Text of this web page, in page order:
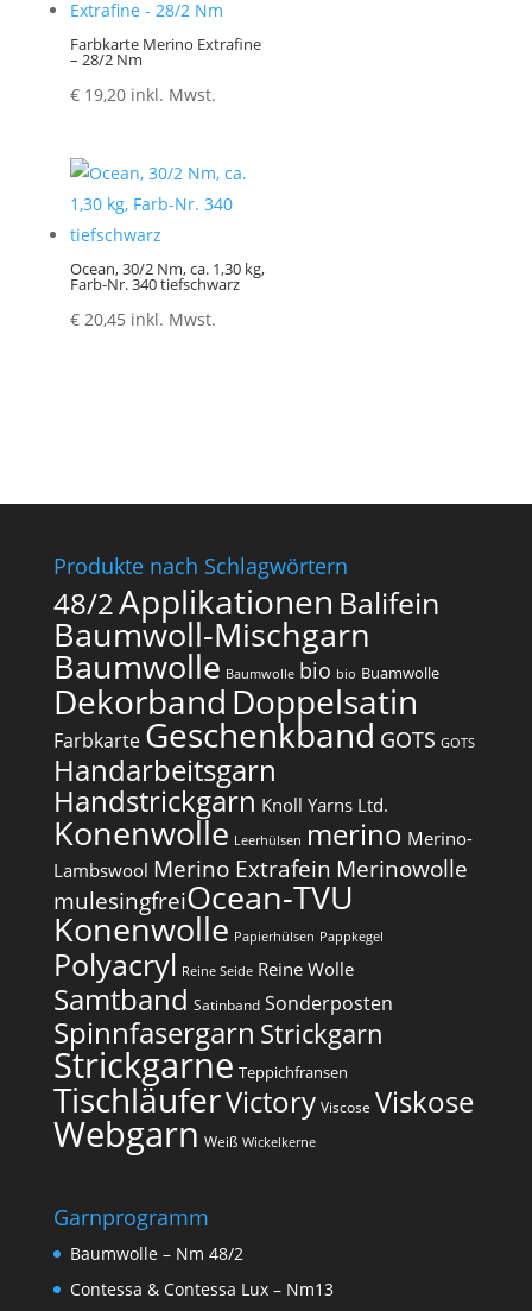
Farbkarte Merino Extrafine
– 28/2 Nm
€19,20 inkl. Mwst.
Ocean, 30/2 Nm, ca. 1,30 kg,
Farb-Nr. 340 tiefschwarz
€20,45 inkl. Mwst.
Produkte nach Schlagwörtern
48/2Applikationen Balifein
Baumwoll-Mischgarn
Baumwolle Baumwolle bio bio Buamwolle
Dekorband Doppelsatin
Farbkarte Geschenkband GOTS GOTS
Handarbeitsgarn
Handstrickgarn Knoll Yarns Ltd.
Konenwolle Leerhülsen merino Merino-
Lambswool Merino Extrafein Merinowolle
mulesingfrei​Ocean-TVU
Konenwolle Papierhülsen Pappkegel
Polyacryl Reine Seide Reine Wolle
Samtband Satinband Sonderposten
Spinnfasergarn Strickgarn
Strickgarne Teppichfransen
TischläuferVictory Viscose Viskose
Webgarn Weiß Wickelkerne
Garnprogramm
Baumwolle – Nm 48/2
Contessa & Contessa Lux – Nm13